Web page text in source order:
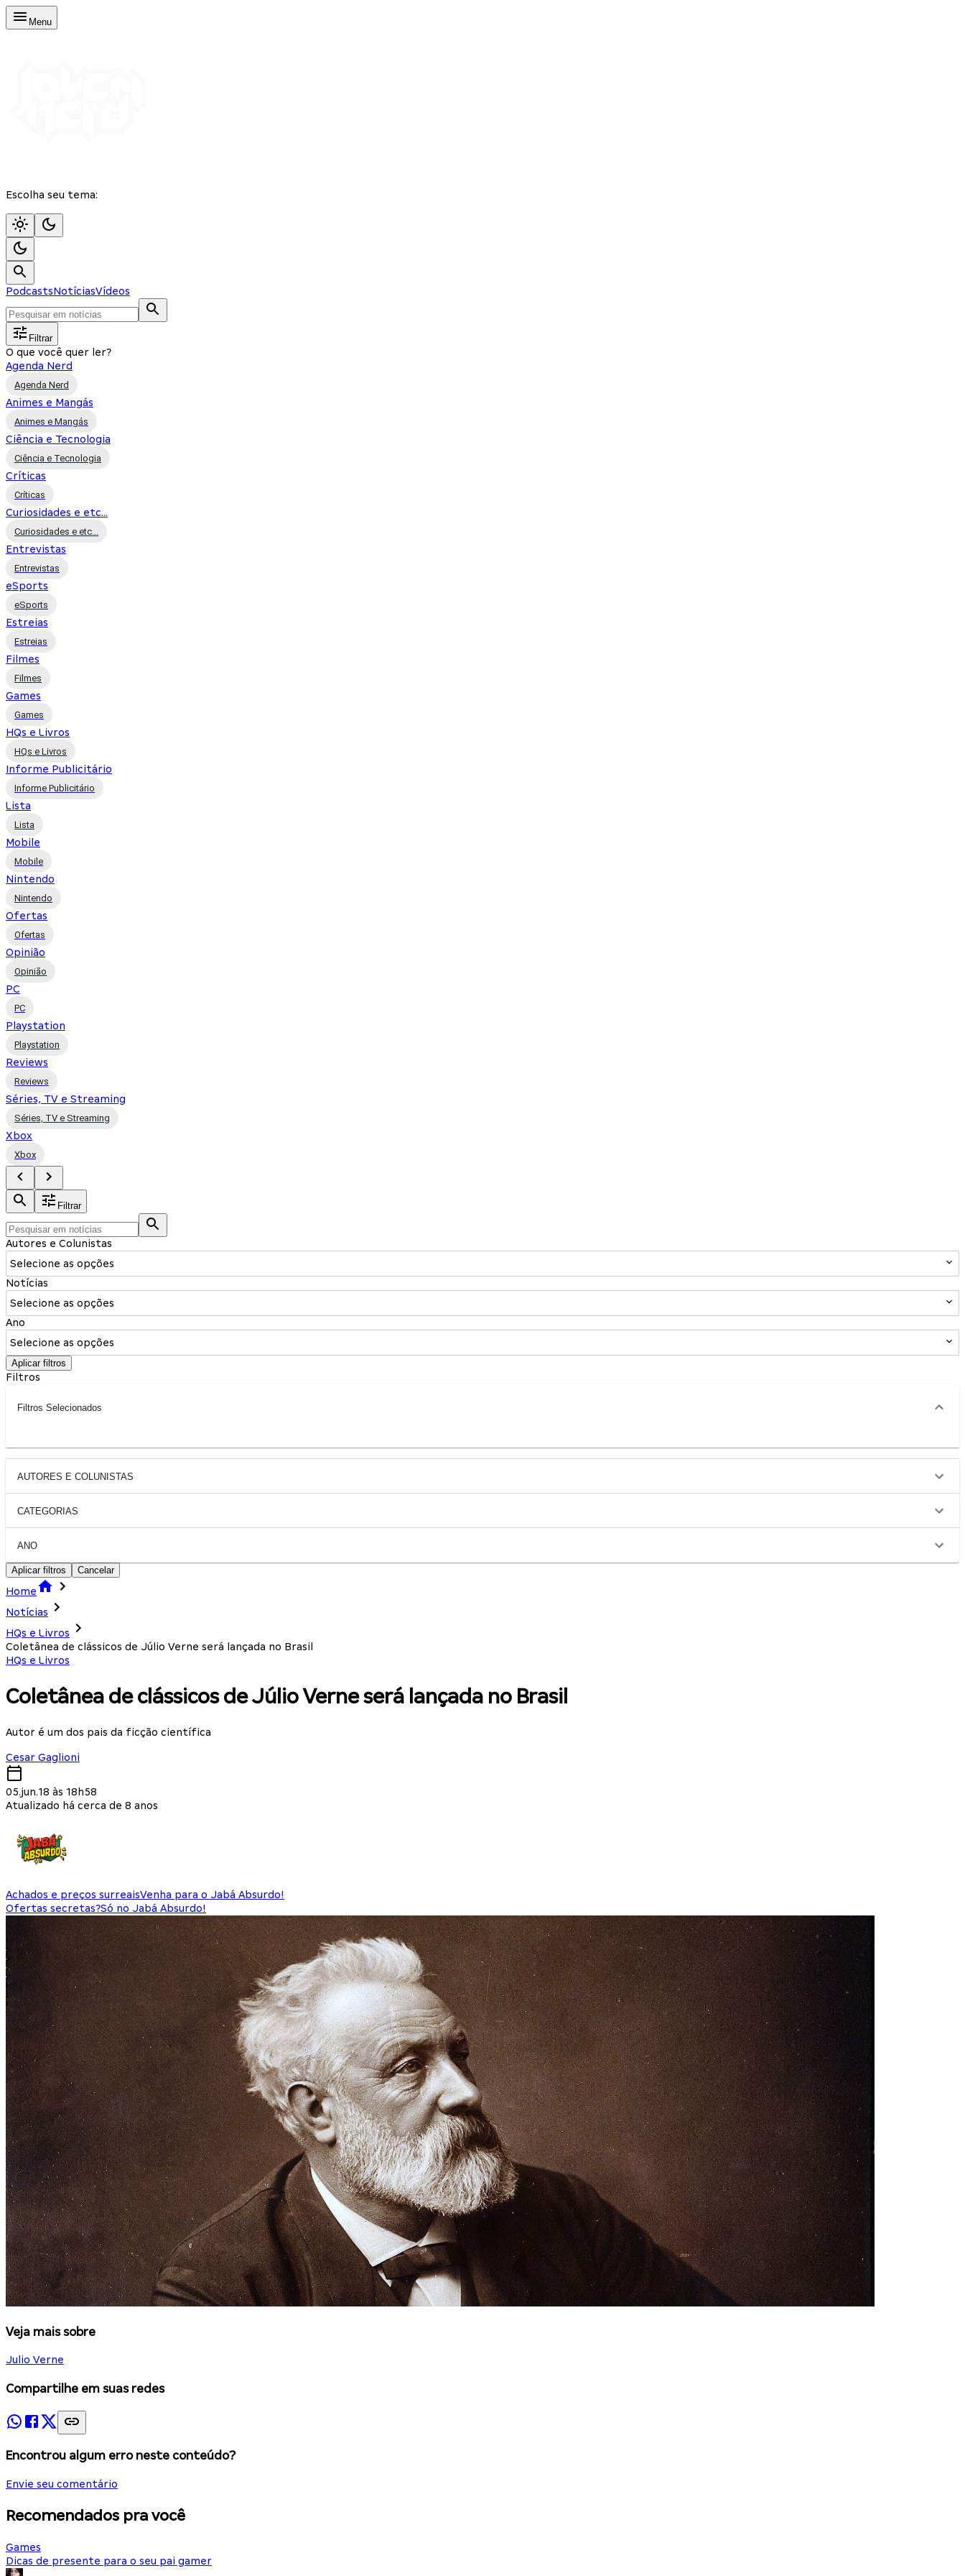
Menu
Escolha seu tema:
PodcastsNotíciasVídeos
Filtrar
O que você quer ler?
Agenda Nerd
Agenda Nerd
Animes e Mangás
Animes e Mangás
Ciência e Tecnologia
Ciência e Tecnologia
Críticas
Críticas
Curiosidades e etc...
Curiosidades e etc...
Entrevistas
Entrevistas
eSports
eSports
Estreias
Estreias
Filmes
Filmes
Games
Games
HQs e Livros
HQs e Livros
Informe Publicitário
Informe Publicitário
Lista
Lista
Mobile
Mobile
Nintendo
Nintendo
Ofertas
Ofertas
Opinião
Opinião
PC
PC
Playstation
Playstation
Reviews
Reviews
Séries, TV e Streaming
Séries, TV e Streaming
Xbox
Xbox
Filtrar
Autores e Colunistas
Selecione as opções
Notícias
Selecione as opções
Ano
Selecione as opções
Aplicar filtros
Filtros
Filtros Selecionados
AUTORES E COLUNISTAS
CATEGORIAS
ANO
Aplicar filtros Cancelar
Home
Notícias
HQs e Livros
Coletânea de clássicos de Júlio Verne será lançada no Brasil
HQs e Livros
Coletânea de clássicos de Júlio Verne será lançada no Brasil
Autor é um dos pais da ficção científica
Cesar Gaglioni
05.jun.18 às 18h58
Atualizado há cerca de 8 anos
Achados e preços surreaisVenha para o Jabá Absurdo!
Ofertas secretas?Só no Jabá Absurdo!
Veja mais sobre
Julio Verne
Compartilhe em suas redes
Encontrou algum erro neste conteúdo?
Envie seu comentário
Recomendados pra você
Games
Dicas de presente para o seu pai gamer